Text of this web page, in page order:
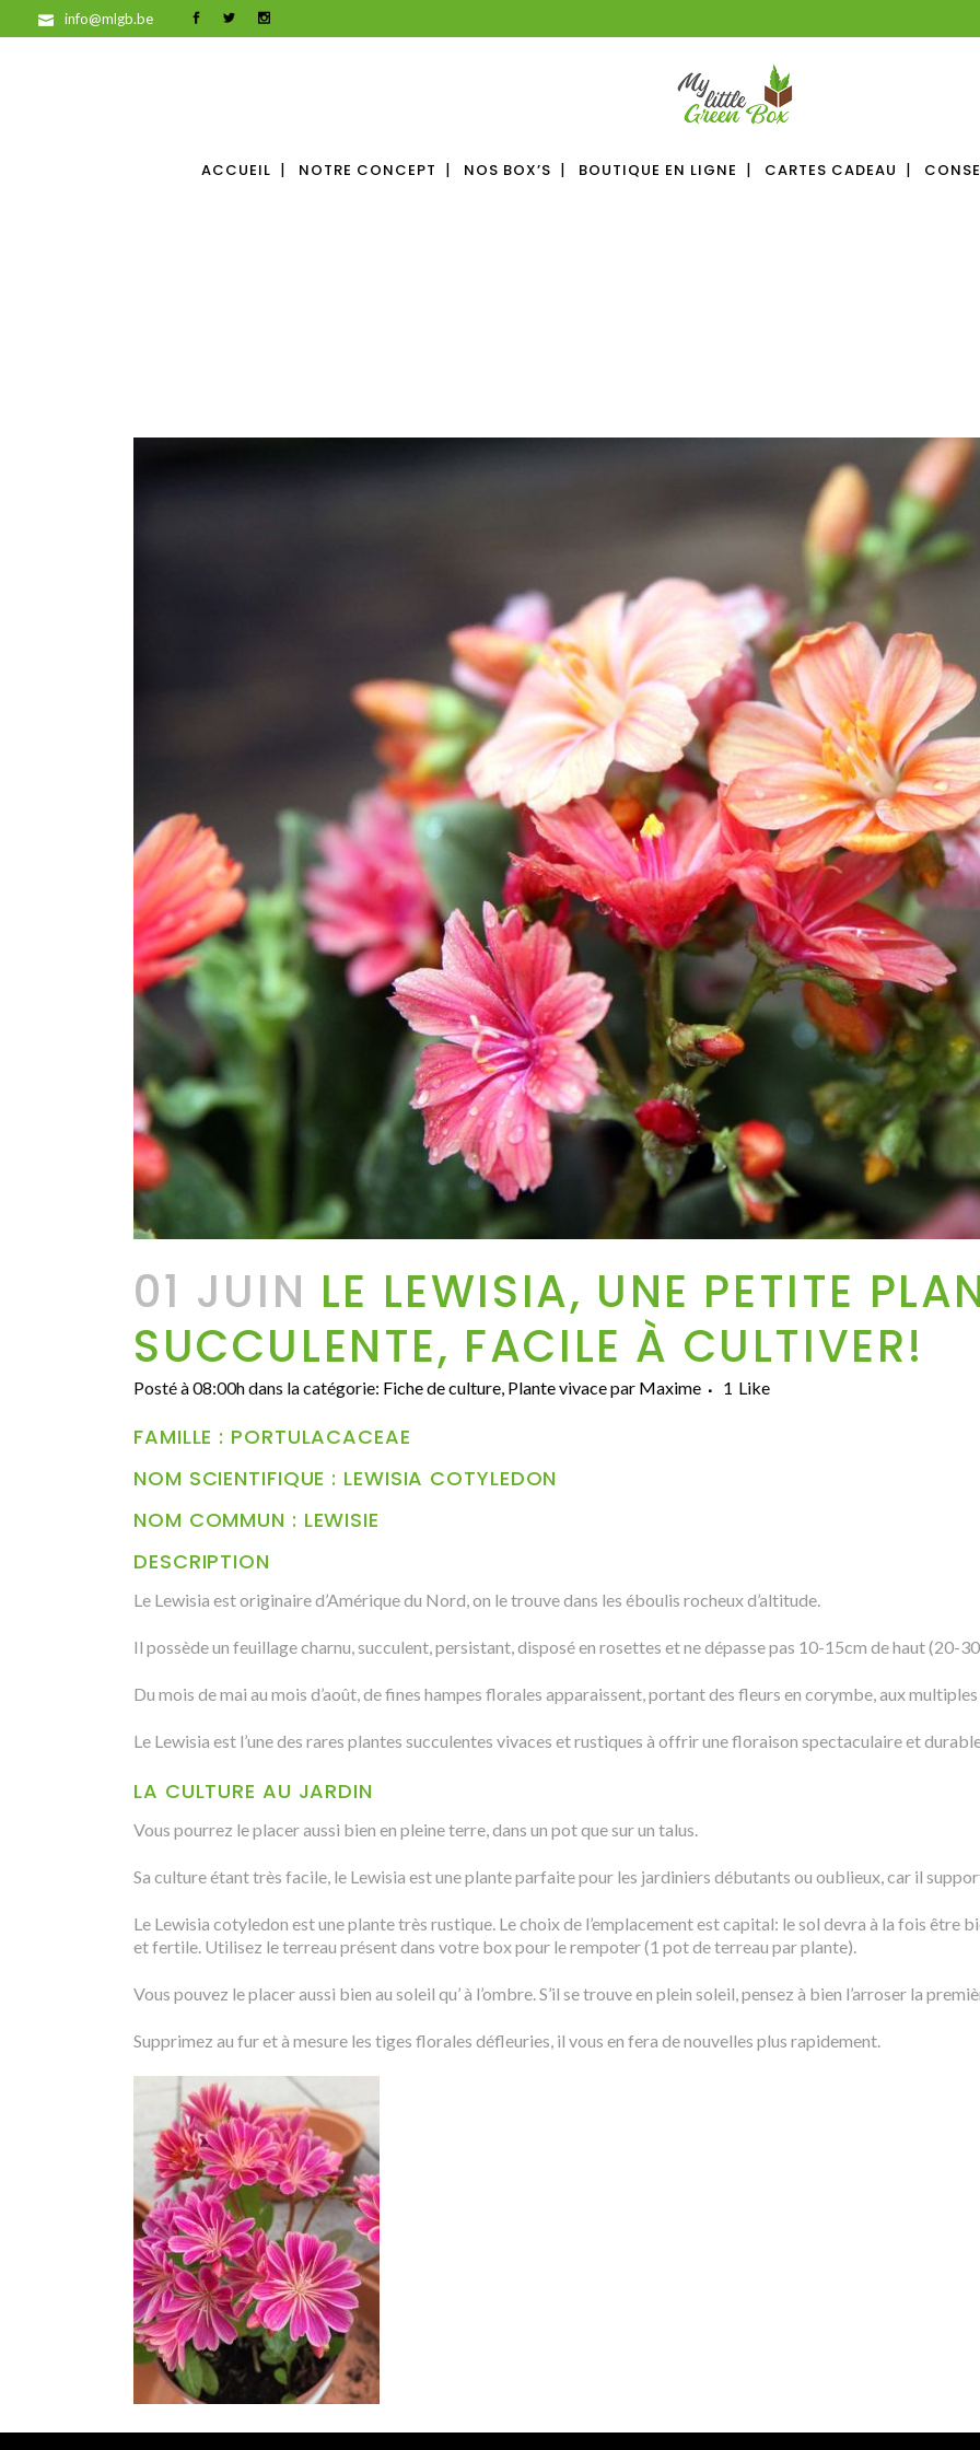
info@mlgb.be
ACCUEIL NOTRE CONCEPT NOS BOX’S BOUTIQUE EN LIGNE CARTES CADEAU
01 JUIN LE LEWISIA, UNE PETITE
SUCCULENTE, FACILE À CULTIVER!
Posté à 08:00hdans la catégorie: Fiche de culture, Plante vivacepar Maxime 1 Like
FAMILLE : PORTULACACEAE
NOM SCIENTIFIQUE : LEWISIA COTYLEDON
NOM COMMUN : LEWISIE
DESCRIPTION
Le Lewisia est originaire d’Amérique du Nord, on le trouve dans les éboulis rocheux d’altitude.
Il possède un feuillage charnu, succulent, persistant, disposé en rosettes et ne dépasse pas 10-15cm de haut (20-
Du mois de mai au mois d’août, de fines hampes florales apparaissent, portant des fleurs en corymbe, aux
Le Lewisia est l’une des rares plantes succulentes vivaces et rustiques à offrir une floraison spectaculaire et
LA CULTURE AU JARDIN
Vous pourrez le placer aussi bien en pleine terre, dans un pot que sur un talus.
Sa culture étant très facile, le Lewisia est une plante parfaite pour les jardiniers débutants ou oublieux, car il
Le Lewisia cotyledon est une plante très rustique. Le choix de l’emplacement est capital: le sol devra à la fois être
et fertile. Utilisez le terreau présent dans votre box pour le rempoter (1 pot de terreau par plante).
Vous pouvez le placer aussi bien au soleil qu’ à l’ombre. S’il se trouve en plein soleil, pensez à bien l’arroser la
Supprimez au fur et à mesure les tiges florales défleuries, il vous en fera de nouvelles plus rapidement.